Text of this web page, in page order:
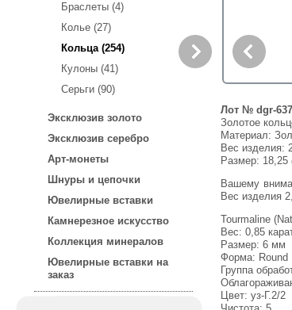
Браслеты (4)
Колье (27)
Кольца (254)
Кулоны (41)
Серьги (90)
Эксклюзив золото
Эксклюзив серебро
Арт-монеты
Шнуры и цепочки
Ювелирные вставки
Камнерезное искусство
Коллекция минералов
Ювелирные вставки на
заказ
Лот № dgr-
Золотое
Материал:
Вес изделия:
Размер: 18,25
Вашему вниманию предлагается кольцо из желтого золота 585 пробы c параиба турмалином! Площадка 5 мм, высота 4 мм.
Вес изделия
Tourmaline
Вес: 0,85
Размер: 6 мм
Форма: Round
Группа
Цвет: уз-Г.2/2